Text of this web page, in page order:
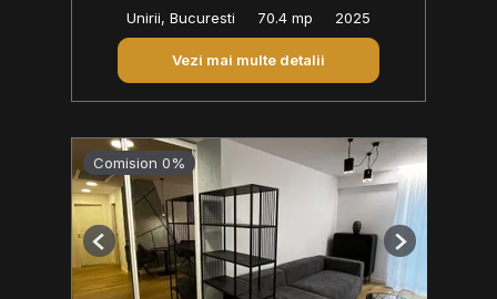
Unirii, Bucuresti
70.4 mp 2025
Vezi mai multe detalii
Comision 0%
Previous Next